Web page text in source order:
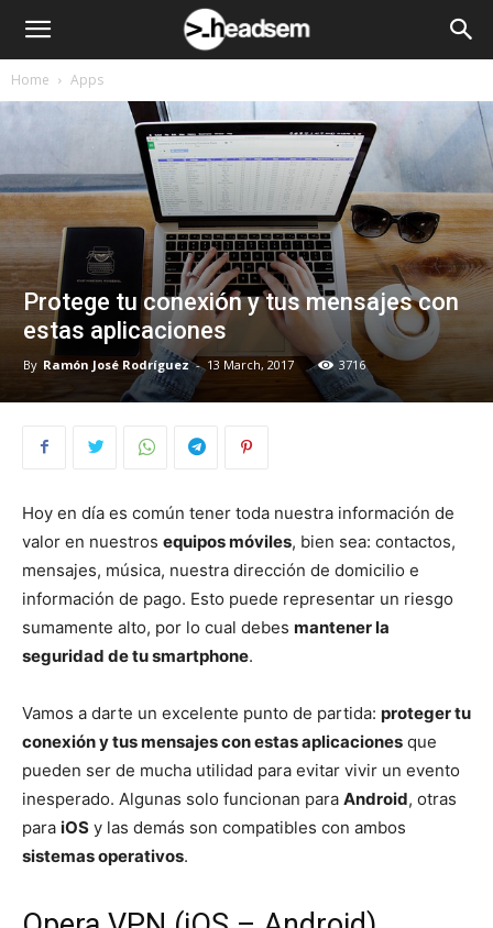
Home Apps
Protege tu conexión y tus mensajes con
estas aplicaciones
By Ramón José Rodríguez - 13 March, 2017 3716
Hoy en día es común tener toda nuestra información de
valor en nuestros equipos móviles, bien sea: contactos,
mensajes, música, nuestra dirección de domicilio e
información de pago. Esto puede representar un riesgo
sumamente alto, por lo cual debes mantener la
seguridad de tu smartphone.
Vamos a darte un excelente punto de partida: proteger tu
conexión y tus mensajes con estas aplicaciones que
pueden ser de mucha utilidad para evitar vivir un evento
inesperado. Algunas solo funcionan para Android, otras
para iOS y las demás son compatibles con ambos
sistemas operativos.